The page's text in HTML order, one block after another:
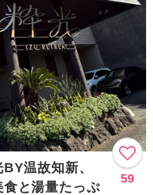
温故知新、
と湯量たっぷ
59